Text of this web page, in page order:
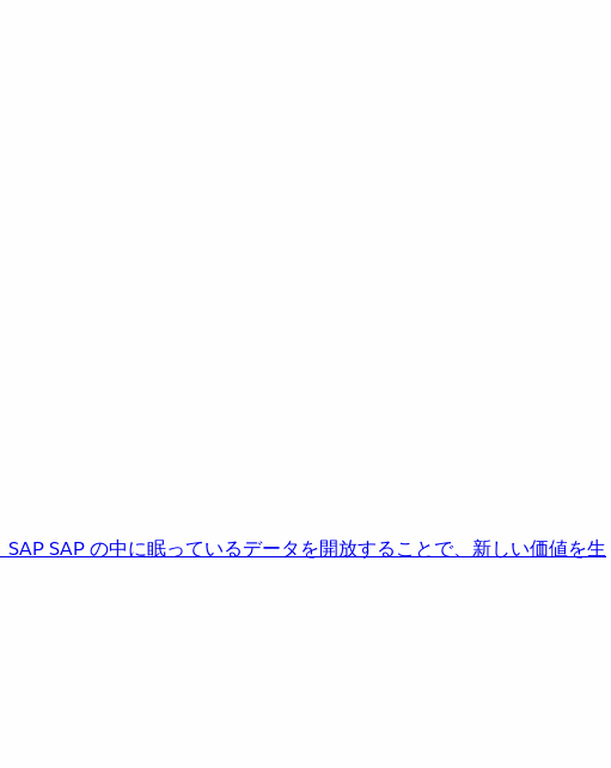
SAPSAP の中に眠っているデータを開放することで、新しい価値を生